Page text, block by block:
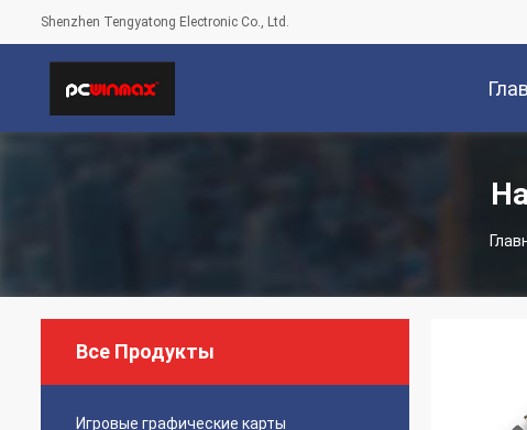
Shenzhen Tengyatong Electronic Co., Ltd.
Все Продукты
Игровые графические карты